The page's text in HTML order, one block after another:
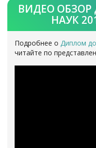
ВИДЕО
НАУК
Подробнее о Диплом
читайте по